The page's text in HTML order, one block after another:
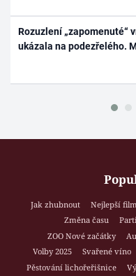
Rozuzlení „zapomenuté“
ukázala na podezřelého.
Jak zhubnout Nejlepší
Změna času
ZOO Nové začátky
Volby 2025
Svařené víno
Pěstování lichořeřišnice